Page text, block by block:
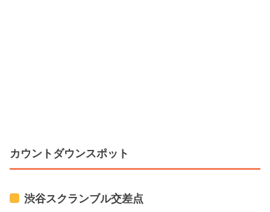
カウントダウンスポット
渋谷スクランブル交差点